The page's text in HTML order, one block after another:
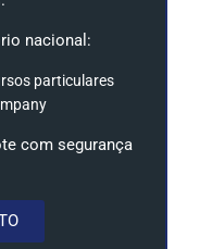
nacional:
particulares
com segurança